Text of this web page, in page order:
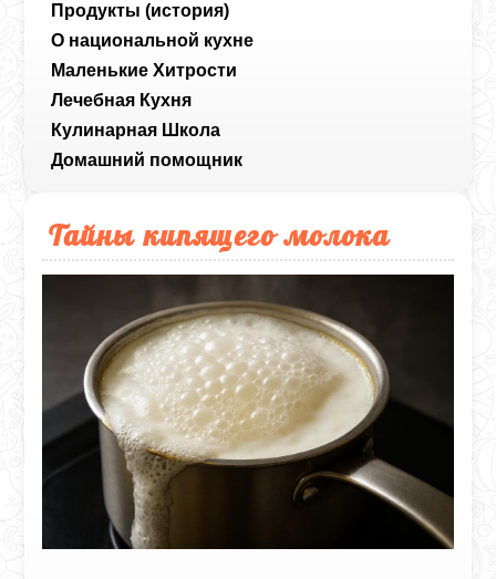
Продукты (история)
О национальной кухне
Маленькие Хитрости
Лечебная Кухня
Кулинарная Школа
Домашний помощник
Тайны кипящего молока